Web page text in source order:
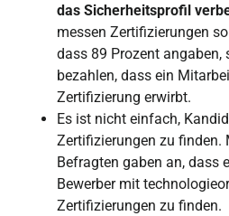
das Sicherheitsprofil
messen Zertifizierungen
dass 89 Prozent angaben,
bezahlen, dass ein
Zertifizierung erwirbt.
Es ist nicht einfach,
Zertifizierungen zu finden.
Befragten gaben an, dass
Bewerber mit
Zertifizierungen zu finden.